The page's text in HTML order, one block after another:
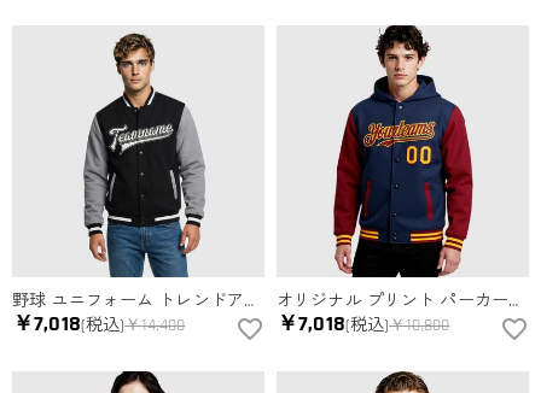
野球 ユニフォーム トレンドアウター ジャケット ネーム チーム名 番号 ロゴ入り ユニセックス オーダーメイド
￥7,018(税込)￥14,400
オリジナル プリント パーカー スポーツウェア スタジャン ジャケット チーム名 背番号 胸番号入り ロゴ ネーム入り
￥7,018(税込)￥10,800